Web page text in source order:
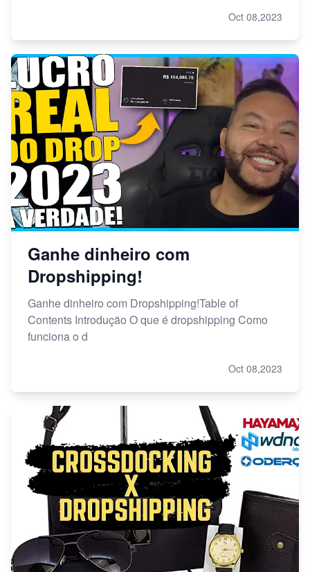
Oct 08,2023
Ganhe dinheiro com
Dropshipping!
Ganhe dinheiro com Dropshipping!Table of
Contents Introdução O que é dropshipping Como
funciona o d
Oct 08,2023